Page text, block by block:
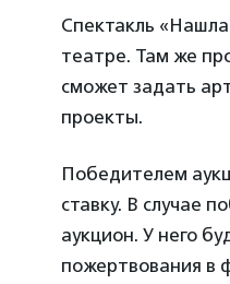
Спектакль
театре. Там же
сможет задать
проекты.
Победителем
ставку. В случае
аукцион. У него
пожертвования в